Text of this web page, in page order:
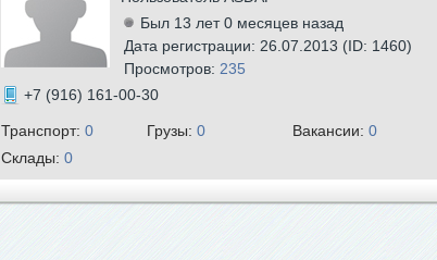
Был 13 лет 0 месяцев назад
Дата регистрации: 26.07.2013 (ID: 1460)
Просмотров: 235
+7 (916) 161-00-30
Транспорт: 0 Грузы: 0 Вакансии: 0
Склады: 0